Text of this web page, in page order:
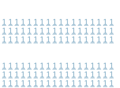
1 1 1 1 1 1 1 1 1 1 1 1 1 1 1 1 1 1
1 1 1 1 1 1 1 1 1 1 1 1 1 1 1 1 1 1
1 1 1 1 1 1 1 1 1 1 1 1 1 1 1 1 1 1
1 1 1 1 1 1 1 1 1 1 1 1 1 1 1 1 1 1
1 1 1 1 1 1 1 1 1 1 1 1 1 1 1 1 1 1
1 1 1 1 1 1 1 1 1 1 1 1 1 1 1 1 1 1